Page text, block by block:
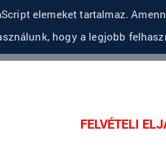
elemeket tartalmaz.
hogy a legjobb
FELVÉTELI